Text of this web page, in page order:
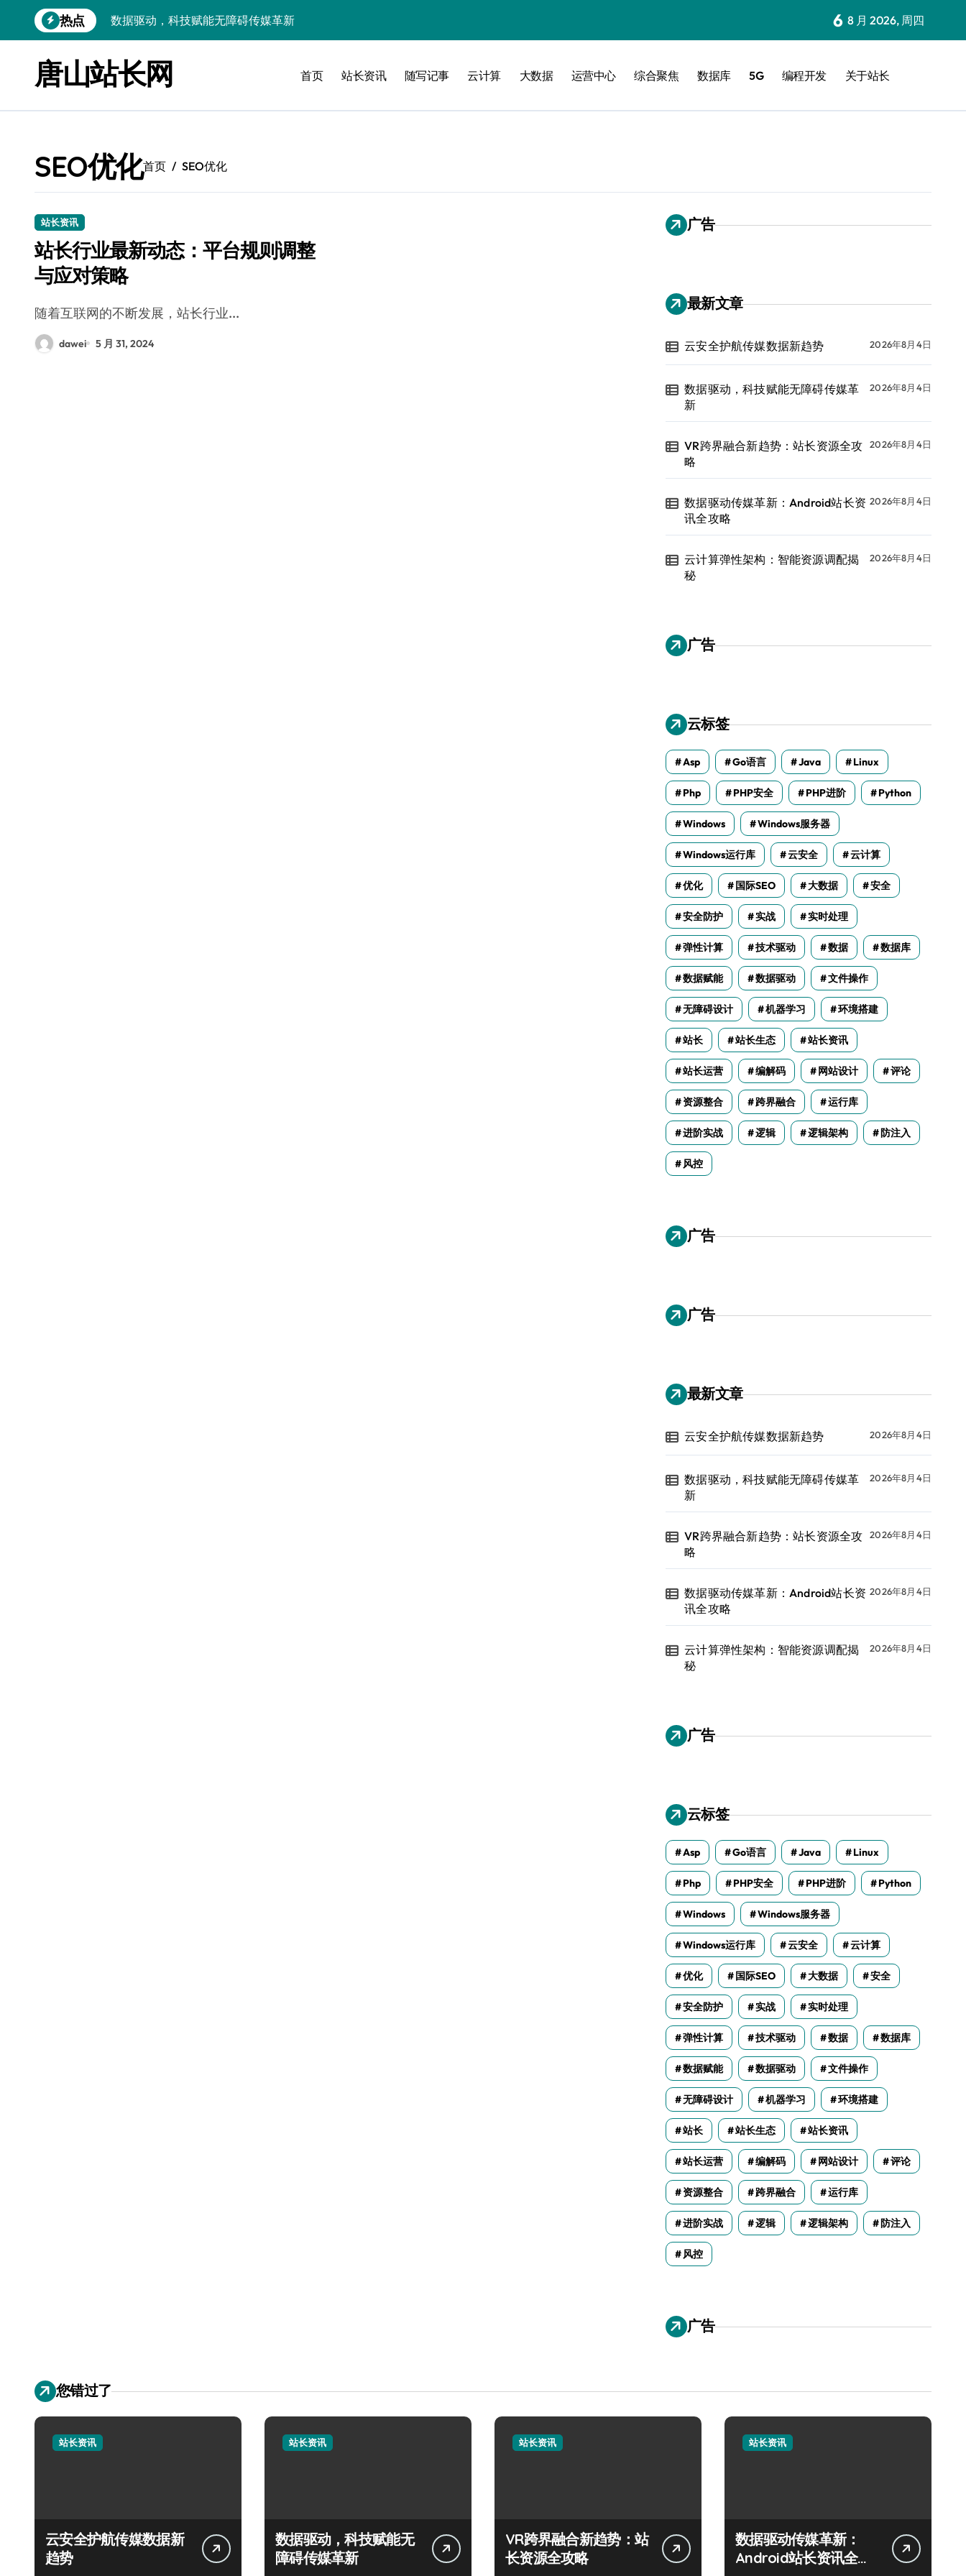
到
热点
数据驱动，科技赋能无障碍传媒革新
数据驱动传媒革新：Android站长资讯全攻略
云计算弹性架构：智能资源调配揭秘
弹性计算架构下云客户端优化实践
数据驱动下的传媒生态量子跃迁
数据驱动创新：科技赋能传媒增长
云安全护航传媒数据新趋势
6 8 月 2026, 周四
唐山站长网 首页 站长资讯 随写记事 云计算 大数据 运营中心 综合聚焦 数据库 5G 编程开发 关于站长
SEO优化首页 SEO优化
站长资讯
站长行业最新动态：平台规则调整
与应对策略
随着互联网的不断发展，站长行业...
dawei 5 月 31, 2024
广告
最新文章
云安全护航传媒数据新趋势 2026年8月4日
数据驱动，科技赋能无障碍传媒革
新
2026年8月4日
VR跨界融合新趋势：站长资源全攻
略
2026年8月4日
数据驱动传媒革新：Android站长资
讯全攻略
2026年8月4日
云计算弹性架构：智能资源调配揭
秘
2026年8月4日
广告
云标签
Asp Go语言 Java Linux
Php PHP安全 PHP进阶 Python
Windows Windows服务器
Windows运行库 云安全 云计算
优化 国际SEO 大数据 安全
安全防护 实战 实时处理
弹性计算 技术驱动 数据 数据库
数据赋能 数据驱动 文件操作
无障碍设计 机器学习 环境搭建
站长 站长生态 站长资讯
站长运营 编解码 网站设计 评论
资源整合 跨界融合 运行库
进阶实战 逻辑 逻辑架构 防注入
风控
广告
广告
最新文章
云安全护航传媒数据新趋势 2026年8月4日
数据驱动，科技赋能无障碍传媒革
新
2026年8月4日
VR跨界融合新趋势：站长资源全攻
略
2026年8月4日
数据驱动传媒革新：Android站长资
讯全攻略
2026年8月4日
云计算弹性架构：智能资源调配揭
秘
2026年8月4日
广告
云标签
Asp Go语言 Java Linux
Php PHP安全 PHP进阶 Python
Windows Windows服务器
Windows运行库 云安全 云计算
优化 国际SEO 大数据 安全
安全防护 实战 实时处理
弹性计算 技术驱动 数据 数据库
数据赋能 数据驱动 文件操作
无障碍设计 机器学习 环境搭建
站长 站长生态 站长资讯
站长运营 编解码 网站设计 评论
资源整合 跨界融合 运行库
进阶实战 逻辑 逻辑架构 防注入
风控
广告
您错过了
站长资讯
云安全护航传媒数据新
趋势
站长资讯
数据驱动，科技赋能无
障碍传媒革新
站长资讯
VR跨界融合新趋势：站
长资源全攻略
站长资讯
数据驱动传媒革新：
Android站长资讯全攻